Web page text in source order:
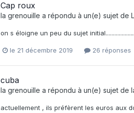
Cap roux
la grenouille a répondu à un(e) sujet de
on s éloigne un peu du sujet
le 21 décembre 2019 26 réponses
cuba
la grenouille a répondu à un(e) sujet de
actuellement , ils préfèrent les euros aux